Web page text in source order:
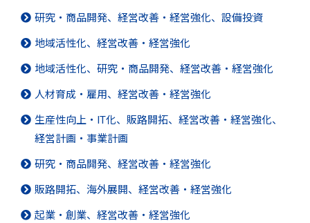
研究・商品開発、経営改善・経営強化、設備投資
地域活性化、経営改善・経営強化
地域活性化、研究・商品開発、経営改善・経営強化
人材育成・雇用、経営改善・経営強化
生産性向上・IT化、販路開拓、経営改善・経営強化、
経営計画・事業計画
研究・商品開発、経営改善・経営強化
販路開拓、海外展開、経営改善・経営強化
起業・創業、経営改善・経営強化